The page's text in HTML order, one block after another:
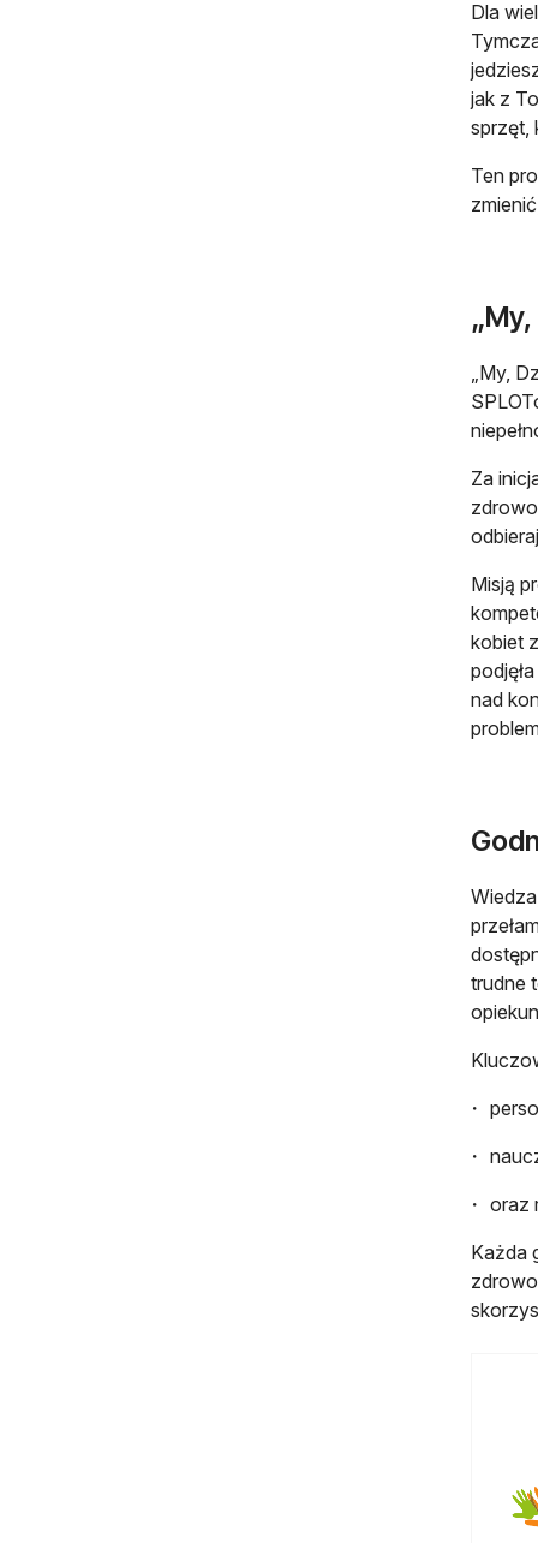
Dla
jak z
sprzęt,
Ten
„My,
Za
Misją
kobiet
nad
trudne
oraz
Każda